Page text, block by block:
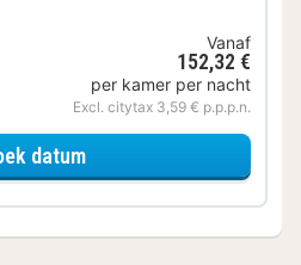
Vanaf
152,32 €
per kamer per nacht
Excl. citytax 3,59 € p.p.p.n.
datumvoor Heritage Double